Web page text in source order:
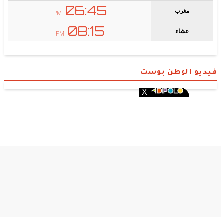
فيديو الوطن بوست